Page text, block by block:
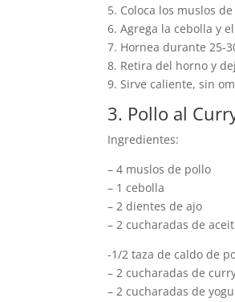
5. Coloca los muslos
6. Agrega la cebolla y
7. Hornea durante 25-
8. Retira del horno y
9. Sirve caliente, sin
3. Pollo al
Ingredientes:
– 4 muslos de pollo
– 1 cebolla
– 2 dientes de ajo
– 2 cucharadas de
-1/2 taza de caldo de
– 2 cucharadas de
– 2 cucharadas de